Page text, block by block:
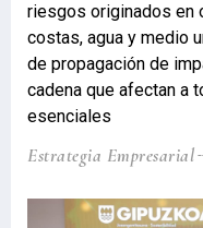
riesgos originados en
costas, agua y medio
de propagación de
cadena que afectan a
esenciales
Estrategia Empresarial